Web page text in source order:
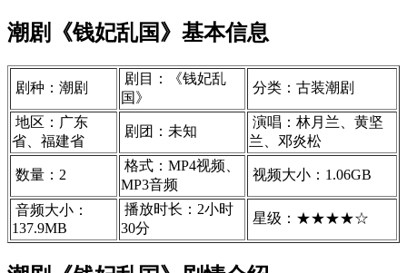
潮剧《钱妃乱国》基本信息
剧种：潮剧
剧目：《钱妃乱
国》
分类：古装潮剧
地区：广东
省、福建省
剧团：未知
演唱：林月兰、黄坚
兰、邓炎松
数量：2
格式：MP4视频、
MP3音频
视频大小：1.06GB
音频大小：
137.9MB
播放时长：2小时
30分
星级：★★★★☆